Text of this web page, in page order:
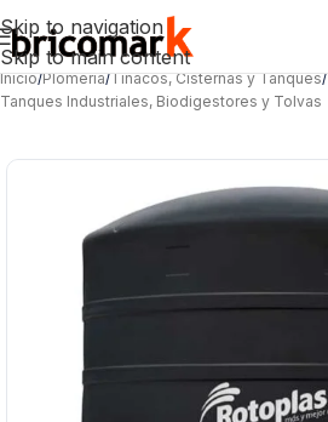
Skip to navigation
Skip to main content
Inicio/Plomería/Tinacos, Cisternas y Tanques/
Tanques Industriales, Biodigestores y Tolvas